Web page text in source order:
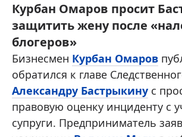
Курбан Омаров просит
защитить жену после
блогеров»
Бизнесмен Курбан Омаров
обратился к главе
Александру Бастрыкину с
правовую оценку инциденту с
супруги. Предприниматель